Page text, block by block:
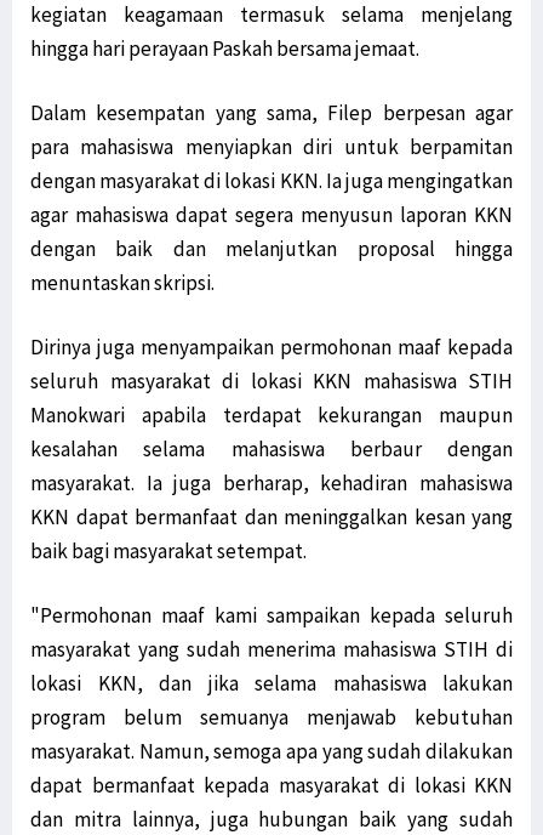
kegiatan keagamaan termasuk selama menjelang
hingga hari perayaan Paskah bersama jemaat.
Dalam kesempatan yang sama, Filep berpesan agar
para mahasiswa menyiapkan diri untuk berpamitan
dengan masyarakat di lokasi KKN. Ia juga mengingatkan
agar mahasiswa dapat segera menyusun laporan KKN
dengan baik dan melanjutkan proposal hingga
menuntaskan skripsi.
Dirinya juga menyampaikan permohonan maaf kepada
seluruh masyarakat di lokasi KKN mahasiswa STIH
Manokwari apabila terdapat kekurangan maupun
kesalahan selama mahasiswa berbaur dengan
masyarakat. Ia juga berharap, kehadiran mahasiswa
KKN dapat bermanfaat dan meninggalkan kesan yang
baik bagi masyarakat setempat.
"Permohonan maaf kami sampaikan kepada seluruh
masyarakat yang sudah menerima mahasiswa STIH di
lokasi KKN, dan jika selama mahasiswa lakukan
program belum semuanya menjawab kebutuhan
masyarakat. Namun, semoga apa yang sudah dilakukan
dapat bermanfaat kepada masyarakat di lokasi KKN
dan mitra lainnya, juga hubungan baik yang sudah